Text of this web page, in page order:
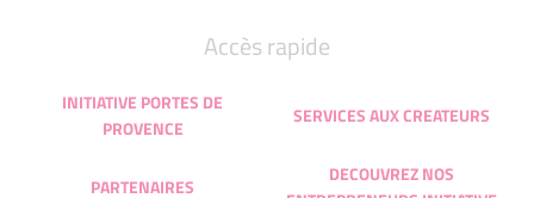
Accès rapide
INITIATIVE PORTES DE
PROVENCE
SERVICES AUX CREATEURS
PARTENAIRES
DECOUVREZ NOS